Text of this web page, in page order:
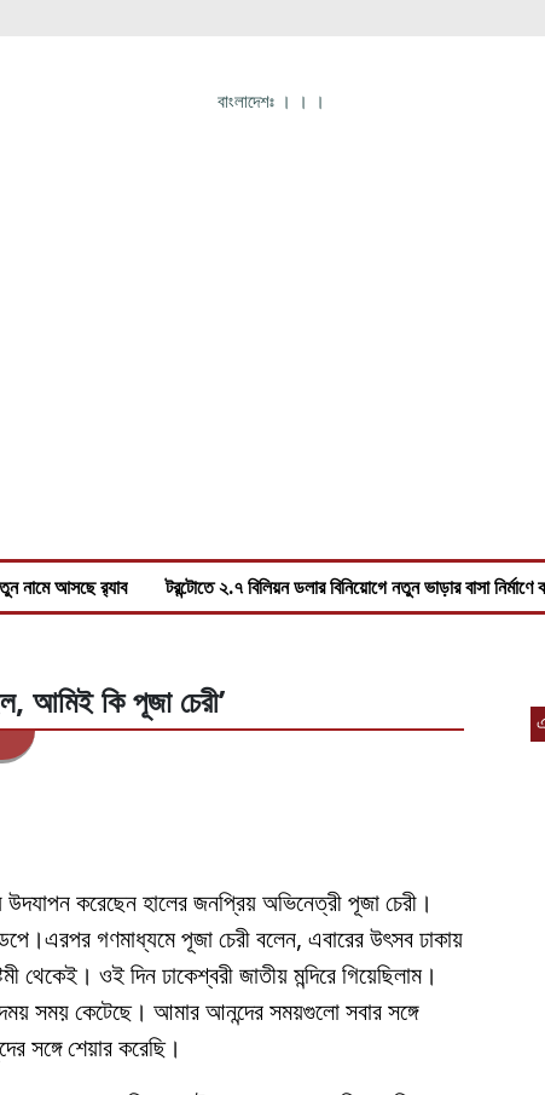
বাংলাদেশঃ । । ।
নামে আসছে র‌্যাব টরন্টোতে ২.৭ বিলিয়ন ডলার বিনিয়োগে নতুন ভাড়ার বাসা নির্মাণে
আমিই কি পূজা চেরী’
করেছেন হালের জনপ্রিয় অভিনেত্রী পূজা চেরী।
গণমাধ্যমে পূজা চেরী বলেন, এবারের উৎসব ঢাকায়
ওই দিন ঢাকেশ্বরী জাতীয় মন্দিরে গিয়েছিলাম।
সময় কেটেছে। আমার আনন্দের সময়গুলো সবার সঙ্গে
সঙ্গে শেয়ার করেছি।